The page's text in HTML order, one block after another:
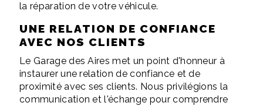
la réparation de votre véhicule.
UNE RELATION DE CONFIANCE
AVEC NOS CLIENTS
Le Garage des Aires met un point d'honneur à
instaurer une relation de confiance et de
proximité avec ses clients. Nous privilégions la
communication et l'échange pour comprendre